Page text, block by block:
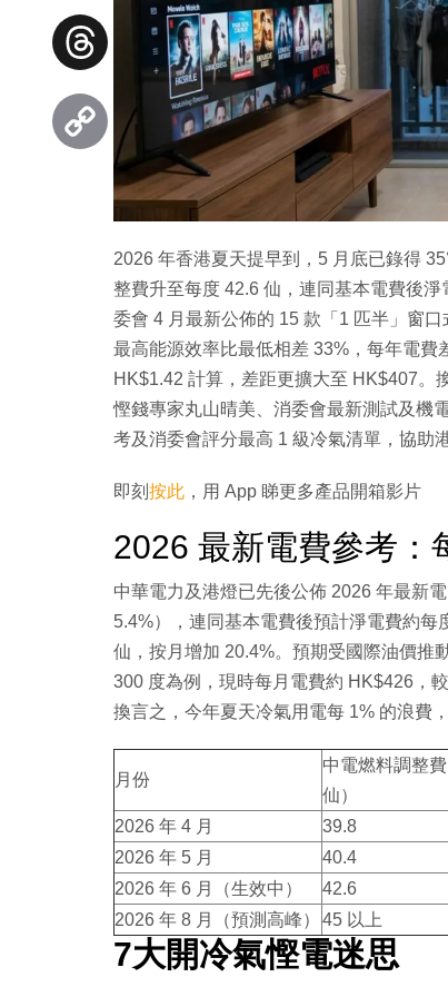
2026 年香港夏天提早到，5 月底已錄得
整費升至每度 42.6 仙，連同基本電費後
委會 4 月最新公佈的 15 款「1 匹半」窗
最高能源效率比最低相差 33%，每年電
HK$1.42 計算，差距更擴大至 HK$407。
慳錢專家丸山晴美、消委會最新測試及機
考及消委會評分最高 1 級冷氣清單，協助
即刻 按此 ，用 App 睇更多產品開箱影片
2026 最新電費參考：
中華電力及港燈已先後公佈 2026 年最新
5.4%），連同基本電費後預計淨電費約
仙，按月增加 20.4%。預期受國際油價推
300 度為例，現時每月電費約 HK$426，
換言之，今年夏天冷氣用電每 1% 的浪費
月份
中電燃料調整
仙）
2026 年 4 月 39.8
2026 年 5 月
40.4
2026 年 6 月（生效中）
42.6
2026 年 8 月（預測高峰）
45 以上
7大開冷氣慳電迷思
Facebook
Threads
Copy
Link